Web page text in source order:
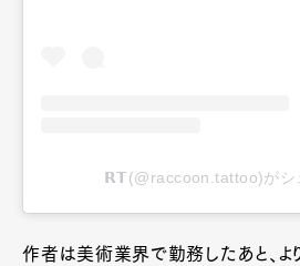
𝗥𝗧(@raccoon.tattoo)がシ
作者は美術業界で勤務したあと、よ